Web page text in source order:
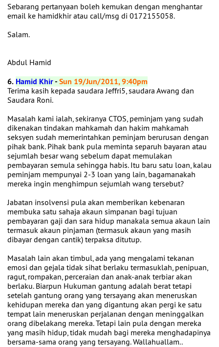
Sebarang pertanyaan boleh kemukan dengan menghantar
email ke hamidkhir atau call/msg di 0172155058.
Salam.
Abdul Hamid
6. Hamid Khir-Sun 19/Jun/2011, 9:40pm
Terima kasih kepada saudara Jeffri5, saudara Awang dan
Saudara Roni.
Masalah kami ialah, sekiranya CTOS, peminjam yang sudah
dikenakan tindakan mahkamah dan hakim mahkamah
seksyen sudah memerintahkan peminjam berurusan dengan
pihak bank. Pihak bank pula meminta separuh bayaran atau
sejumlah besar wang sebelum dapat memulakan
pembayaran semula sehingga habis. Itu baru satu loan, kalau
peminjam mempunyai 2-3 loan yang lain, bagamanakah
mereka ingin menghimpun sejumlah wang tersebut?
Jabatan insolvensi pula akan memberikan kebenaran
membuka satu sahaja akaun simpanan bagi tujuan
pembayaran gaji dan sara hidup manakala semua akaun lain
termasuk akaun pinjaman (termasuk akaun yang masih
dibayar dengan cantik) terpaksa ditutup.
Masalah lain akan timbul, ada yang mengalami tekanan
emosi dan gejala tidak sihat berlaku termasuklah, penipuan,
ragut, rompakan, perceraian dan anak-anak terbiar akan
berlaku. Biarpun Hukuman gantung adalah berat tetapi
setelah gantung orang yang tersayang akan meneruskan
kehidupan mereka dan yang digantung akan pergi ke satu
tempat lain meneruskan perjalanan dengan meninggalkan
orang dibelakang mereka. Tetapi lain pula dengan mereka
yang masih hidup, tidak mudah bagi mereka menghadapinya
bersama-sama orang yang tersayang. Wallahuallam..